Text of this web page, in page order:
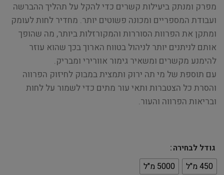
מפרק ומנתק ביעילות קשרים כדי להקל על תהליך ההברשה
ועבודת המספריים ומכונה פשוטים יותר. מחדיר לחות לעומק
ומתקן את הפרוות הסוררות והמקורזלות ביותר, מה שהופך
אותם לניתנים יותר לניהול בטווח הארוך בכך שהוא עוזר
להימנע מקשרים ומשאיר גימור אוורירי ומבריק.
עם תוספת של מי תה ירוק ותמצית במבוק לחיזוק הפרווה
והסרת כל הצטברות ותאי עור מתים כדי לשמור על לחות
ובריאות הפרווה והעור.
גודל לבחירה
450 מ"ל
5000 מ"ל